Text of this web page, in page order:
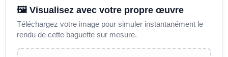
🖼️ Visualisez avec votre propre œuvre
Téléchargez votre image pour simuler instantanément le
rendu de cette baguette sur mesure.